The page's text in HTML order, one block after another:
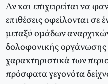
Αν και επιχειρείται να
επιθέσεις οφείλονται σε
μεταξύ ομάδων
δολοφονικής
χαρακτηριστικά των
πρόσφατα γεγονότα